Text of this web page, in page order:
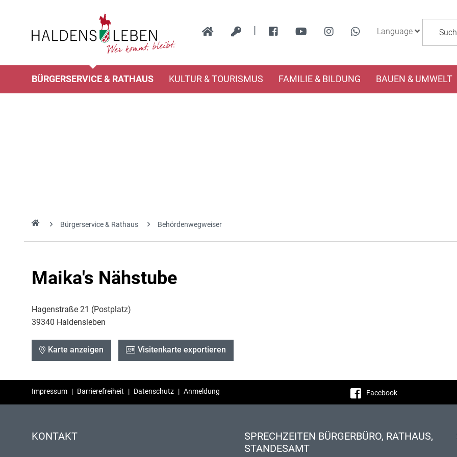
| Language
BÜRGERSERVICE & RATHAUS KULTUR & TOURISMUS FAMILIE & BILDUNG BAUEN & UMWELT
Bürgerservice & Rathaus Behördenwegweiser
Maika's Nähstube
Hagenstraße 21 (Postplatz)
39340 Haldensleben
Karte anzeigen Visitenkarte exportieren
Impressum | Barrierefreiheit | Datenschutz | Anmeldung Facebook
KONTAKT
SPRECHZEITEN BÜRGERBÜRO, RATHAUS,
STANDESAMT